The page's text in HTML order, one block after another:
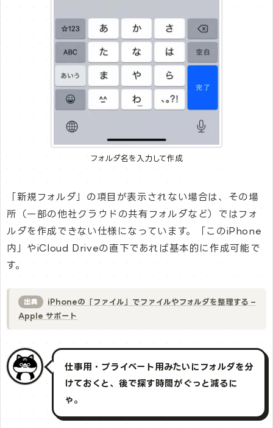
フォルダ名を入力して作成
「新規フォルダ」の項目が表示されない場合は、その場
所（一部の他社クラウドの共有フォルダなど）ではフォ
ルダを作成できない仕様になっています。「このiPhone
内」やiCloud Driveの直下であれば基本的に作成可能で
す。
出典
iPhoneの「ファイル」でファイルやフォルダを整理する –
Apple サポート
仕事用・プライベート用みたいにフォルダを分
けておくと、後で探す時間がぐっと減るに
ゃ。